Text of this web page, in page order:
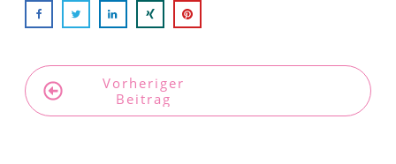
Vorheriger
Beitrag